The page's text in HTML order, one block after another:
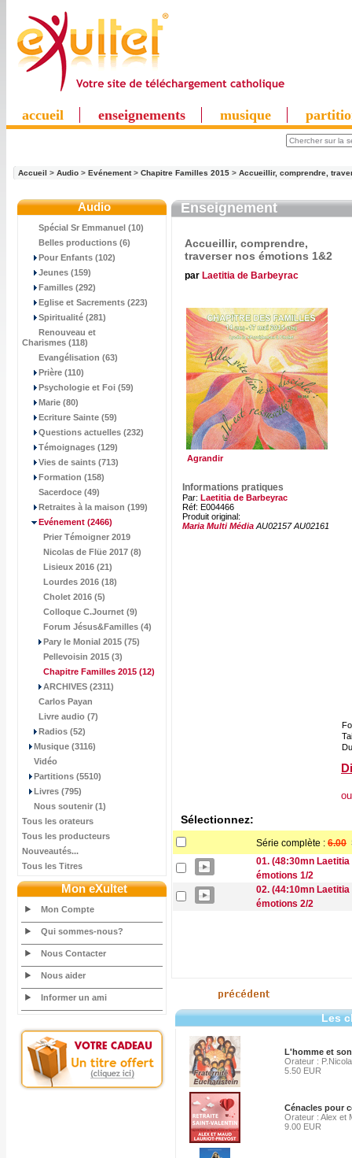
accueil enseignements musique
Accueil > Audio > Evénement> Chapitre Familles 2015 > Accueillir, comprendre,
Audio
Spécial Sr Emmanuel (10)
Belles productions (6)
Pour Enfants (102)
Jeunes (159)
Familles (292)
Eglise et Sacrements (223)
Spiritualité (281)
Renouveau et
Charismes (118)
Evangélisation (63)
Prière (110)
Psychologie et Foi (59)
Marie (80)
Ecriture Sainte (59)
Questions actuelles (232)
Témoignages (129)
Vies de saints (713)
Formation (158)
Sacerdoce (49)
Retraites à la maison (199)
Evénement (2466)
Prier Témoigner 2019
Nicolas de Flüe 2017 (8)
Lisieux 2016 (21)
Lourdes 2016 (18)
Cholet 2016 (5)
Colloque C.Journet (9)
Forum Jésus&Familles (4)
Pary le Monial 2015 (75)
Pellevoisin 2015 (3)
Chapitre Familles 2015 (12)
ARCHIVES (2311)
Carlos Payan
Livre audio (7)
Radios (52)
Musique (3116)
Vidéo
Partitions (5510)
Livres (795)
Nous soutenir (1)
Tous les orateurs
Tous les producteurs
Nouveautés...
Tous les Titres
Mon eXultet
Mon Compte
Qui sommes-nous?
Nous Contacter
Nous aider
Informer un ami
Enseignement
Accueillir, comprendre,
traverser nos émotions 1&2
par Laetitia de Barbeyrac
Agrandir
Informations pratiques
Par: Laetitia de Barbeyrac
Réf: E004466
Produit original:
Maria Multi Média AU02157 AU02161
Sélectionnez:
Série complète : 6.00
01. (48:30mn
émotions 1/2
02. (44:10mn
émotions 2/2
Les
L'homme et
Orateur :
5.50 EUR
Cénacles pour
Orateur : Alex et
9.00 EUR